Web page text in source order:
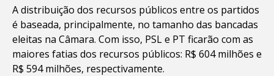
A distribuição dos recursos públicos entre os partidos
é baseada, principalmente, no tamanho das bancadas
eleitas na Câmara. Com isso, PSL e PT ficarão com as
maiores fatias dos recursos públicos: R$ 604 milhões e
R$ 594 milhões, respectivamente.